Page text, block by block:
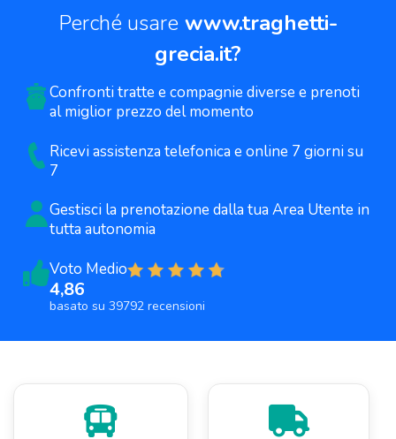
Perché usare www.traghetti-
grecia.it?
Confronti tratte e compagnie diverse e prenoti
al miglior prezzo del momento
Ricevi assistenza telefonica e online 7 giorni su
7
Gestisci la prenotazione dalla tuaArea Utente in
tutta autonomia
Voto Medio
4,86
basato su 39792 recensioni